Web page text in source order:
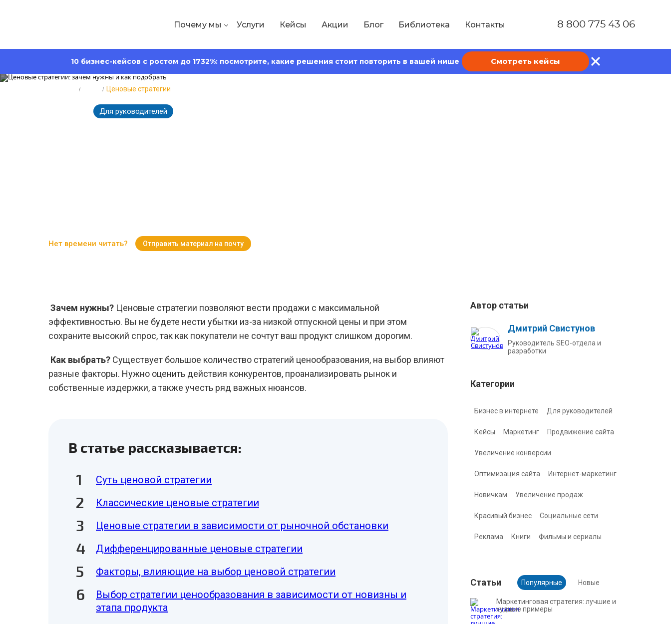
Почему мы Услуги Кейсы Акции Блог Библиотека Контакты 8 800 775 43 06
10 бизнес-кейсов с ростом до 1732%: посмотрите, какие решения стоит повторить в вашей нише Смотреть кейсы
Ценовые стратегии
Для руководителей
Нет времени читать? Отправить материал на почту
Зачем нужны? Ценовые стратегии позволяют вести продажи с максимальной
эффективностью. Вы не будете нести убытки из-за низкой отпускной цены и при этом
сохраните высокий спрос, так как покупатели не сочтут ваш продукт слишком дорогим.
Как выбрать? Существует большое количество стратегий ценообразования, на выбор влияют
разные факторы. Нужно оценить действия конкурентов, проанализировать рынок и
собственные издержки, а также учесть ряд важных нюансов.
В статье рассказывается:
Суть ценовой стратегии
Классические ценовые стратегии
Ценовые стратегии в зависимости от рыночной обстановки
Дифференцированные ценовые стратегии
Факторы, влияющие на выбор ценовой стратегии
Выбор стратегии ценообразования в зависимости от новизны и
этапа продукта
Автор статьи
Дмитрий Свистунов
Руководитель SEO-отдела и
разработки
Категории
Бизнес в интернете Для руководителей
Кейсы Маркетинг Продвижение сайта
Увеличение конверсии
Оптимизация сайта Интернет-маркетинг
Новичкам Увеличение продаж
Красивый бизнес Социальные сети
Реклама Книги Фильмы и сериалы
Cтатьи Популярные Новые
Маркетинговая стратегия: лучшие и
худшие примеры